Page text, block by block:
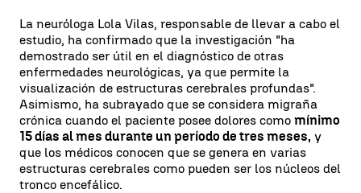
La neuróloga Lola Vilas, responsable de llevar a cabo el
estudio, ha confirmado que la investigación "ha
demostrado ser útil en el diagnóstico de otras
enfermedades neurológicas, ya que permite la
visualización de estructuras cerebrales profundas".
Asimismo, ha subrayado que se considera migraña
crónica cuando el paciente posee dolores como mínimo
15 días al mes durante un período de tres meses, y
que los médicos conocen que se genera en varias
estructuras cerebrales como pueden ser los núcleos del
tronco encefálico.